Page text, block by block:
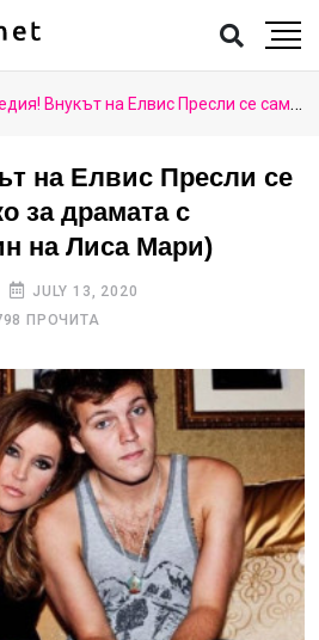
на Елвис Пресли се самоуби (Всичко за драмата с единствения син на Лиса Мари)
на Елвис Пресли се
за драмата с
на Лиса Мари)
JULY 13, 2020
ПРОЧИТА